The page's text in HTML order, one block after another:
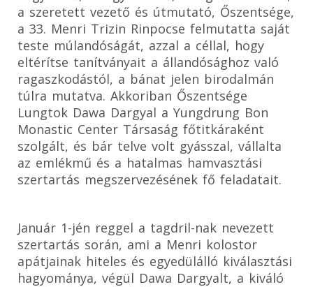
a szeretett vezető és útmutató, Őszentsége,
a 33. Menri Trizin Rinpocse felmutatta saját
teste múlandóságát, azzal a céllal, hogy
eltérítse tanítványait a állandósághoz való
ragaszkodástól, a bánat jelen birodalmán
túlra mutatva. Akkoriban Őszentsége
Lungtok Dawa Dargyal a Yungdrung Bon
Monastic Center Társaság főtitkáraként
szolgált, és bár telve volt gyásszal, vállalta
az emlékmű és a hatalmas hamvasztási
szertartás megszervezésének fő feladatait.
Január 1-jén reggel a tagdril-nak nevezett
szertartás során, ami a Menri kolostor
apátjainak hiteles és egyedülálló kiválasztási
hagyománya, végül Dawa Dargyalt, a kiváló